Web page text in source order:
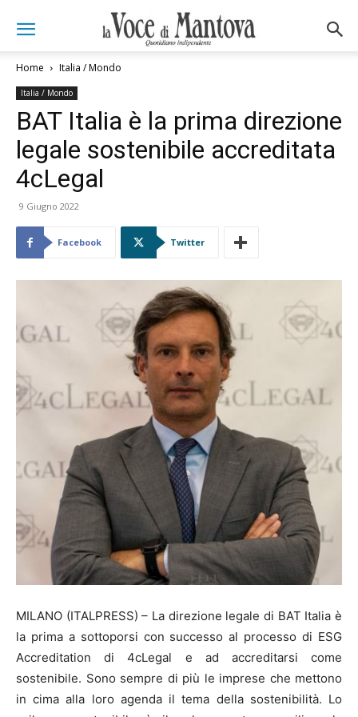
Home Italia / Mondo
Italia / Mondo
BAT Italia è la prima direzione
legale sostenibile accreditata
4cLegal
9 Giugno 2022
Facebook Twitter
MILANO (ITALPRESS) – La direzione legale di BAT Italia è
la prima a sottoporsi con successo al processo di ESG
Accreditation di 4cLegal e ad accreditarsi come
sostenibile. Sono sempre di più le imprese che mettono
in cima alla loro agenda il tema della sostenibilità. Lo